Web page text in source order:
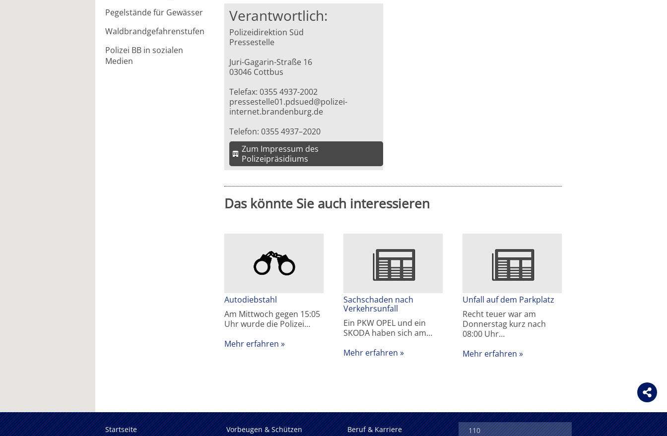
Pegelstände für Gewässer
Waldbrandgefahrenstufen
Polizei BB in sozialen
Medien
Verantwortlich:
Polizeidirektion Süd
Pressestelle
Juri-Gagarin-Straße 16
03046 Cottbus
Telefax: 0355 4937-2002
pressestelle01.pdsued@polizei-
internet.brandenburg.de
Telefon: 0355 4937–2020
Zum Impressum des
Polizeipräsidiums
Das könnte Sie auch interessieren
Autodiebstahl
Am Mittwoch gegen 15:05
Uhr wurde die Polizei…
Mehr erfahren
Sachschaden nach
Verkehrsunfall
Ein PKW OPEL und ein
SKODA haben sich am…
Mehr erfahren
Unfall auf dem Parkplatz
Recht teuer war am
Donnerstag kurz nach
08:00 Uhr…
Mehr erfahren
Startseite
Vorbeugen & Schützen
Beruf & Karriere
110